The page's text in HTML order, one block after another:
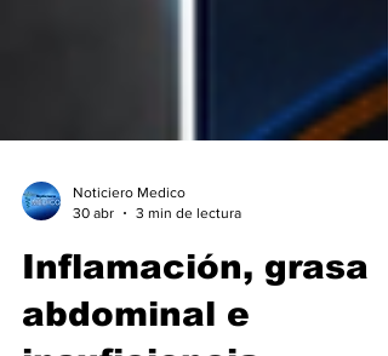
Noticiero Medico
30 abr
3 min de lectura